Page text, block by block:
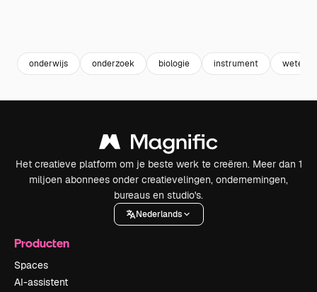
onderwijs onderzoek biologie instrument
Het creatieve platform om je beste werk te creëren. Meer dan 1
miljoen abonnees onder creatievelingen, ondernemingen,
bureaus en studio's.
Nederlands
Producten
Spaces
AI-assistent